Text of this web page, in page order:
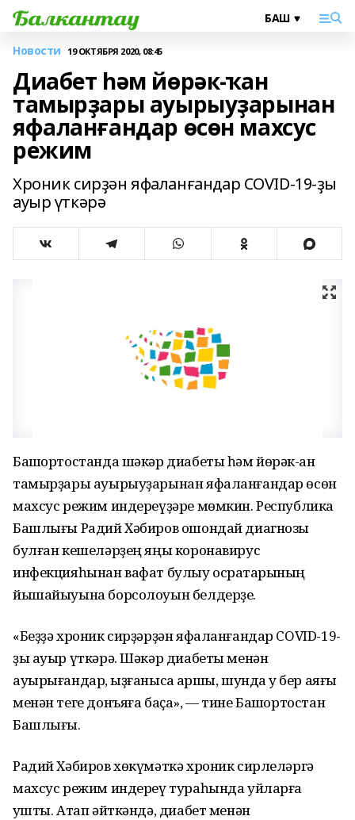
Новости 19 ОКТЯБРЯ 2020, 08:45
Диабет һәм йөрәк-ҡан
тамырҙары ауырыуҙарынан
яфаланғандар өсөн махсус
режим
Хроник сирҙән яфаланғандар COVID-19-ҙы
ауыр үткәрә
Башҡортостанда шәкәр диабеты һәм йөрәк-ҡан
тамырҙары ауырыуҙарынан яфаланғандар өсөн
махсус режим индереүҙәре мөмкин. Республика
Башлығы Радий Хәбиров ошондай диагнозы
булған кешеләрҙең яңы коронавирус
инфекцияһынан вафат булыу осраҡтарының
йышайыуына борсолоуын белдерҙе.
«Беҙҙә хроник сирҙәрҙән яфаланғандар COVID-19-
ҙы ауыр үткәрә. Шәкәр диабеты менән
ауырығандар, ҡыҙғанысҡа ҡаршы, шунда уҡ бер аяғы
менән теге донъяға баҫа», — тине Башҡортостан
Башлығы.
Радий Хәбиров хөкүмәткә хроник сирлеләргә
махсус режим индереү тураһында уйларға
ҡушты. Атап әйткәндә, диабет менән